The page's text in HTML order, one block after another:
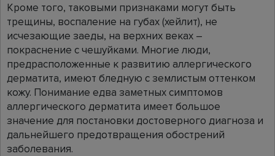
Кроме того, таковыми признаками могут быть
трещины, воспаление на губах (хейлит), не
исчезающие заеды, на верхних веках –
покраснение с чешуйками. Многие люди,
предрасположенные к развитию аллергического
дерматита, имеют бледную с землистым оттенком
кожу. Понимание едва заметных симптомов
аллергического дерматита имеет большое
значение для постановки достоверного диагноза и
дальнейшего предотвращения обострений
заболевания.